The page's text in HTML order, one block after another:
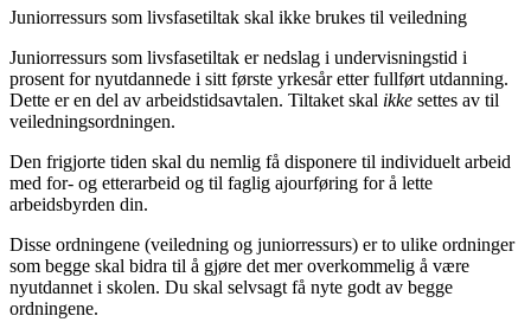
Juniorressurs som livsfasetiltak skal ikke brukes til veiledning
Juniorressurs som livsfasetiltak er nedslag i undervisningstid i
prosent for nyutdannede i sitt første yrkesår etter fullført utdanning.
Dette er en del av arbeidstidsavtalen. Tiltaket skal ikke settes av til
veiledningsordningen.
Den frigjorte tiden skal du nemlig få disponere til individuelt arbeid
med for- og etterarbeid og til faglig ajourføring for å lette
arbeidsbyrden din.
Disse ordningene (veiledning og juniorressurs) er to ulike ordninger
som begge skal bidra til å gjøre det mer overkommelig å være
nyutdannet i skolen. Du skal selvsagt få nyte godt av begge
ordningene.